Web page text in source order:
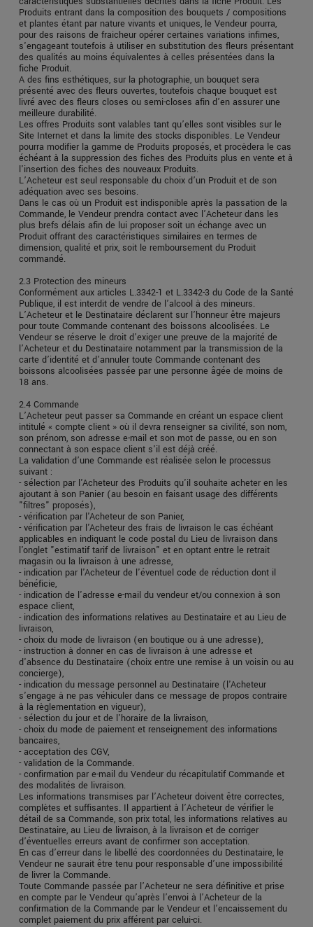
Produits entrant dans la composition des bouquets / compositions
et plantes étant par nature vivants et uniques, le Vendeur pourra,
pour des raisons de fraicheur opérer certaines variations infimes,
s'engageant toutefois à utiliser en substitution des fleurs présentant
des qualités au moins équivalentes à celles présentées dans la
fiche Produit.
A des fins esthétiques, sur la photographie, un bouquet sera
présenté avec des fleurs ouvertes, toutefois chaque bouquet est
livré avec des fleurs closes ou semi-closes afin d’en assurer une
meilleure durabilité.
Les offres Produits sont valables tant qu’elles sont visibles sur le
Site Internet et dans la limite des stocks disponibles. Le Vendeur
pourra modifier la gamme de Produits proposés, et procèdera le cas
échéant à la suppression des fiches des Produits plus en vente et à
l'insertion des fiches des nouveaux Produits.
L’Acheteur est seul responsable du choix d’un Produit et de son
adéquation avec ses besoins.
Dans le cas où un Produit est indisponible après la passation de la
Commande, le Vendeur prendra contact avec l’Acheteur dans les
plus brefs délais afin de lui proposer soit un échange avec un
Produit offrant des caractéristiques similaires en termes de
dimension, qualité et prix, soit le remboursement du Produit
commandé.
2.3 Protection des mineurs
Conformément aux articles L.3342-1 et L.3342-3 du Code de la Santé
Publique, il est interdit de vendre de l’alcool à des mineurs.
L’Acheteur et le Destinataire déclarent sur l’honneur être majeurs
pour toute Commande contenant des boissons alcoolisées. Le
Vendeur se réserve le droit d’exiger une preuve de la majorité de
l’Acheteur et du Destinataire notamment par la transmission de la
carte d’identité et d’annuler toute Commande contenant des
boissons alcoolisées passée par une personne âgée de moins de
18 ans.
2.4 Commande
L’Acheteur peut passer sa Commande en créant un espace client
intitulé « compte client » où il devra renseigner sa civilité, son nom,
son prénom, son adresse e-mail et son mot de passe, ou en son
connectant à son espace client s'il est déjà créé.
La validation d’une Commande est réalisée selon le processus
suivant :
- sélection par l'Acheteur des Produits qu'il souhaite acheter en les
ajoutant à son Panier (au besoin en faisant usage des différents
"filtres" proposés),
- vérification par l'Acheteur de son Panier,
- vérification par l'Acheteur des frais de livraison le cas échéant
applicables en indiquant le code postal du Lieu de livraison dans
l'onglet "estimatif tarif de livraison" et en optant entre le retrait
magasin ou la livraison à une adresse,
- indication par l'Acheteur de l'éventuel code de réduction dont il
bénéficie,
- indication de l'adresse e-mail du vendeur et/ou connexion à son
espace client,
- indication des informations relatives au Destinataire et au Lieu de
livraison,
- choix du mode de livraison (en boutique ou à une adresse),
- instruction à donner en cas de livraison à une adresse et
d'absence du Destinataire (choix entre une remise à un voisin ou au
concierge),
- indication du message personnel au Destinataire (l'Acheteur
s'engage à ne pas véhiculer dans ce message de propos contraire
à la règlementation en vigueur),
- sélection du jour et de l'horaire de la livraison,
- choix du mode de paiement et renseignement des informations
bancaires,
- acceptation des CGV,
- validation de la Commande.
- confirmation par e-mail du Vendeur du récapitulatif Commande et
des modalités de livraison.
Les informations transmises par l’Acheteur doivent être correctes,
complètes et suffisantes. Il appartient à l’Acheteur de vérifier le
détail de sa Commande, son prix total, les informations relatives au
Destinataire, au Lieu de livraison, à la livraison et de corriger
d’éventuelles erreurs avant de confirmer son acceptation.
En cas d’erreur dans le libellé des coordonnées du Destinataire, le
Vendeur ne saurait être tenu pour responsable d’une impossibilité
de livrer la Commande.
Toute Commande passée par l’Acheteur ne sera définitive et prise
en compte par le Vendeur qu’après l’envoi à l’Acheteur de la
confirmation de la Commande par le Vendeur et l’encaissement du
complet paiement du prix afférent par celui-ci.